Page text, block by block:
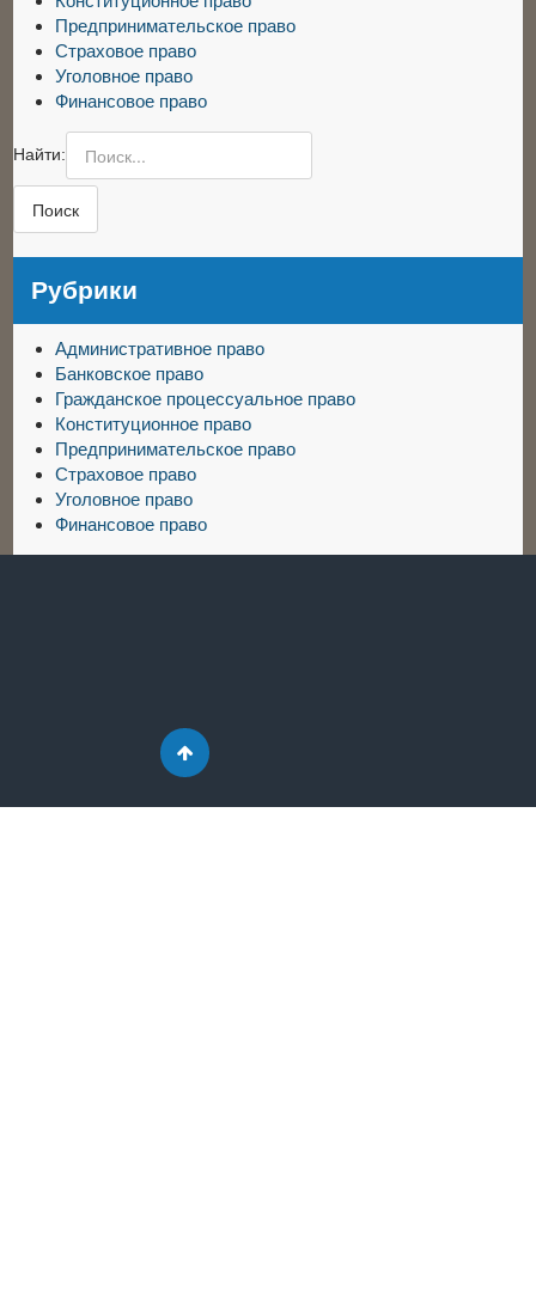
Предпринимательское право
Страховое право
Уголовное право
Финансовое право
Найти:
Рубрики
Административное право
Банковское право
Гражданское процессуальное право
Конституционное право
Предпринимательское право
Страховое право
Уголовное право
Финансовое право